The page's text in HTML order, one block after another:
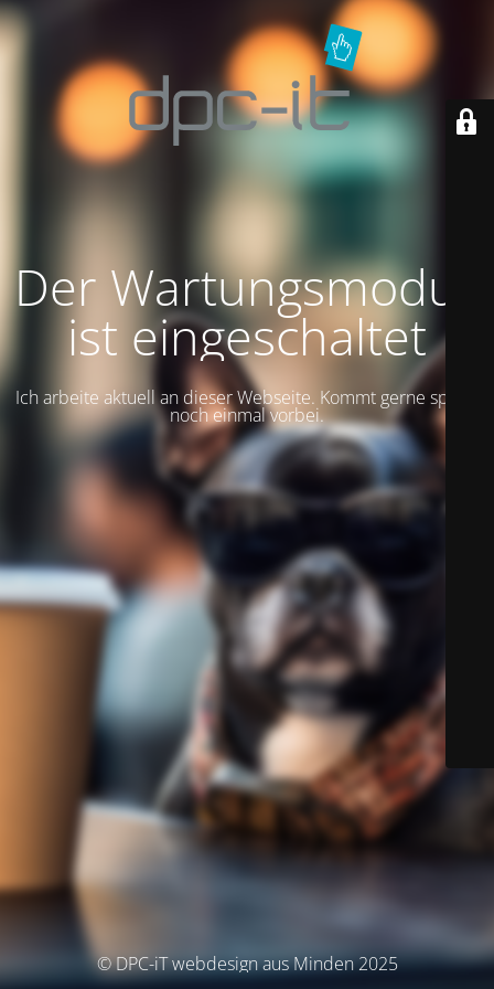
Der Wartungsmodus
ist eingeschaltet
Ich arbeite aktuell an dieser Webseite. Kommt gerne später
noch einmal vorbei.
© DPC-iT webdesign aus Minden 2025